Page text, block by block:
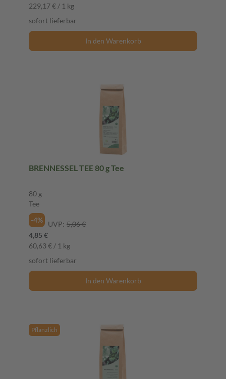
229,17 € / 1 kg
sofort lieferbar
In den Warenkorb
BRENNESSEL TEE 80 g Tee
80 g
Tee
-4%
UVP: 5,06 €
4,85 €
60,63 € / 1 kg
sofort lieferbar
In den Warenkorb
Pflanzlich